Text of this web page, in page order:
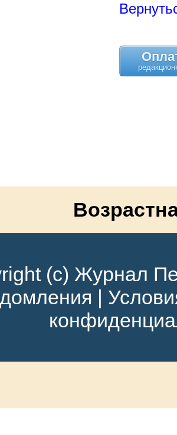
(c) Журнал
|